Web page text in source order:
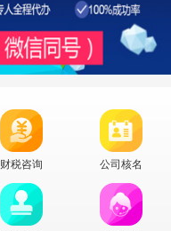
财税咨询 公司核名